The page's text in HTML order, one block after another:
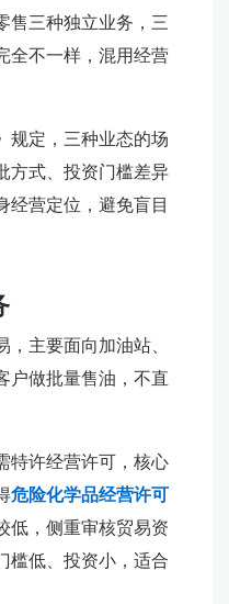
售三种独立业务，三
全不一样，混用经营
规定，三种业态的场
方式、投资门槛差异
经营定位，避免盲目
主要面向加油站、
户做批量售油，不直
特许经营许可，核心
危险化学品经营许可
低，侧重审核贸易资
槛低、投资小，适合